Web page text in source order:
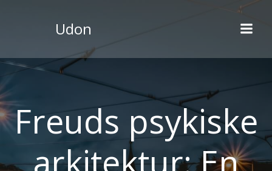
Udon
Freuds psykiske
arkitektur: En